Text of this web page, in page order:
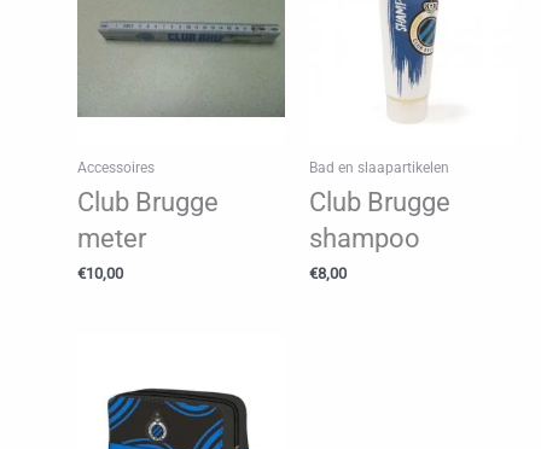
Accessoires
Club Brugge
meter
€10,00
Bad en slaapartikelen
Club Brugge
shampoo
€8,00